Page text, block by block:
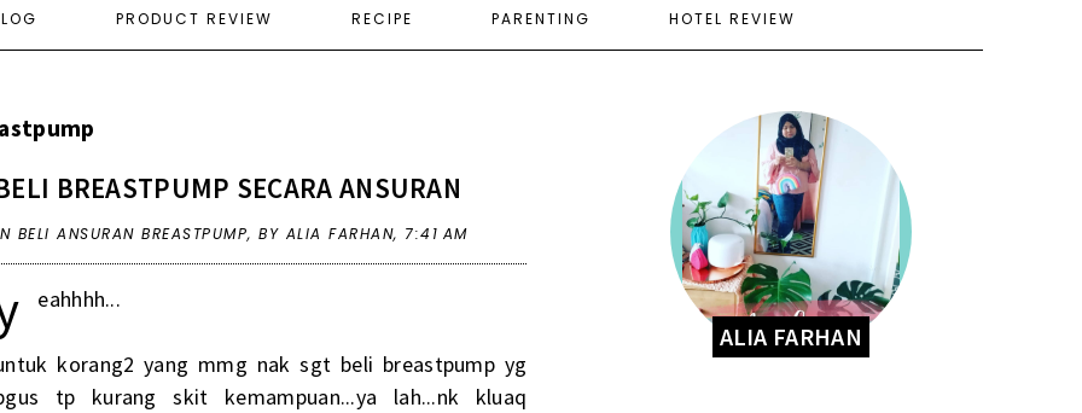
PRODUCT REVIEW RECIPE PARENTING HOTEL REVIEW
BREASTPUMP SECARA ANSURAN
BELI ANSURAN BREASTPUMP,BY ALIA FARHAN, 7:41 AM
eahhhh...
korang2 yang mmg nak sgt beli breastpump yg
tp kurang skit kemampuan...ya lah...nk kluaq
ALIA FARHAN